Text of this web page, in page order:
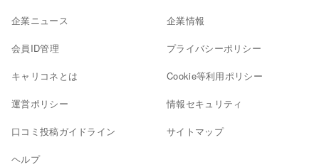
企業ニュース
会員ID管理
キャリコネとは
運営ポリシー
口コミ投稿ガイドライン
ヘルプ
企業情報
プライバシーポリシー
Cookie等利用ポリシー
情報セキュリティ
サイトマップ